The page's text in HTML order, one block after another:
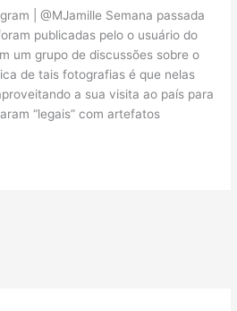
| @MJamille Semana passada
publicadas pelo o usuário do
de tais fotografias é que nelas
a sua visita ao país para
“legais” com artefatos